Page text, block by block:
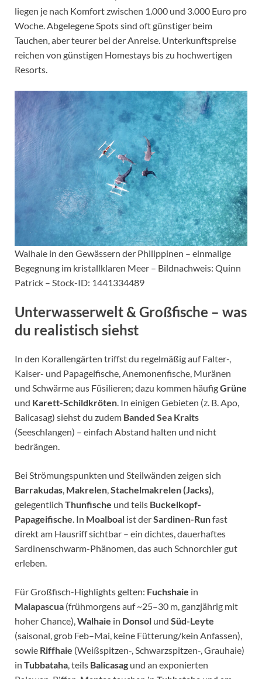
liegen je nach Komfort zwischen 1.000 und 3.000 Euro pro
Woche. Abgelegene Spots sind oft günstiger beim
Tauchen, aber teurer bei der Anreise. Unterkunftspreise
reichen von günstigen Homestays bis zu hochwertigen
Resorts.
Walhaie in den Gewässern der Philippinen – einmalige
Begegnung im kristallklaren Meer – Bildnachweis: Quinn
Patrick – Stock-ID: 1441334489
Unterwasserwelt & Großfische – was
du realistisch siehst
In den Korallengärten triffst du regelmäßig auf Falter-,
Kaiser- und Papageifische, Anemonenfische, Muränen
und Schwärme aus Füsilieren; dazu kommen häufigGrüne
und Karett-Schildkröten. In einigen Gebieten (z. B. Apo,
Balicasag) siehst du zudem Banded Sea Kraits
(Seeschlangen) – einfach Abstand halten und nicht
bedrängen.
Bei Strömungspunkten und Steilwänden zeigen sich
Barrakudas, Makrelen,Stachelmakrelen (Jacks),
gelegentlich Thunfische und teils Buckelkopf-
Papageifische. In Moalboal ist derSardinen-Runfast
direkt am Hausriff sichtbar – ein dichtes, dauerhaftes
Sardinenschwarm-Phänomen, das auch Schnorchler gut
erleben.
Für Großfisch-Highlights gelten: Fuchshaie in
Malapascua (frühmorgens auf ~25–30 m, ganzjährig mit
hoher Chance),Walhaie in Donsol und Süd-Leyte
(saisonal, grob Feb–Mai, keine Fütterung/kein Anfassen),
sowie Riffhaie (Weißspitzen-, Schwarzspitzen-, Grauhaie)
in Tubbataha, teils Balicasag und an exponierten